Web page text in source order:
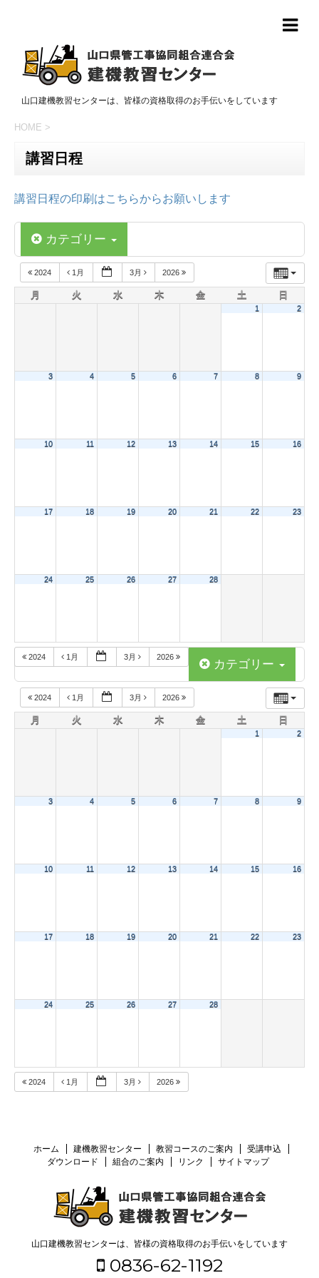
山口建機教習センターは、皆様の資格取得のお手伝いをしています
HOME >
講習日程
講習日程の印刷はこちらからお願いします
カテゴリー
2024 1月 3月 2026
月 火 水 木 金 土 日
1 2
3 4 5 6 7 8 9
10 11 12 13 14 15 16
17 18 19 20 21 22 23
24 25 26 27 28
2024 1月 3月 2026
カテゴリー
2024 1月 3月 2026
月 火 水 木 金 土 日
1 2
3 4 5 6 7 8 9
10 11 12 13 14 15 16
17 18 19 20 21 22 23
24 25 26 27 28
2024 1月 3月 2026
ホーム 建機教習センター 教習コースのご案内
受講申込
ダウンロード
組合のご案内 リンク サイトマップ
山口建機教習センターは、皆様の資格取得のお手伝いをしています
0836-62-1192